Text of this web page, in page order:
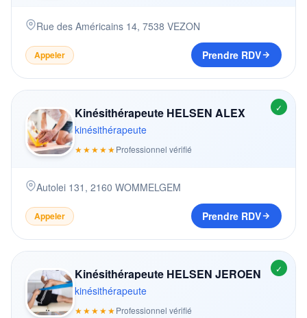
Rue des Américains 14, 7538 VEZON
Appeler Prendre RDV
✓
Kinésithérapeute HELSEN ALEX
kinésithérapeute
★★★★★Professionnel vérifié
Autolei 131 , 2160 WOMMELGEM
Appeler Prendre RDV
✓
Kinésithérapeute HELSEN JEROEN
kinésithérapeute
★★★★★Professionnel vérifié